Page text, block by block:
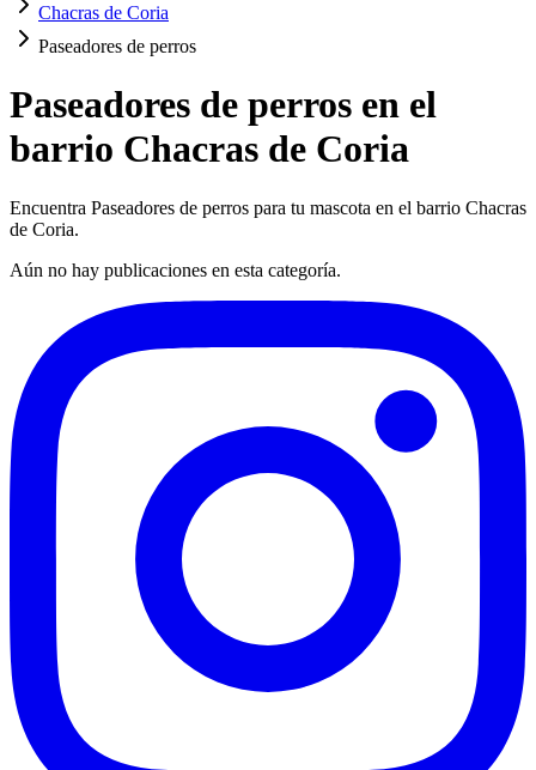
Chacras de Coria
Paseadores de perros
Paseadores de perros en el
barrio Chacras de Coria
Encuentra Paseadores de perros para tu mascota en el barrio Chacras
de Coria.
Aún no hay publicaciones en esta categoría.